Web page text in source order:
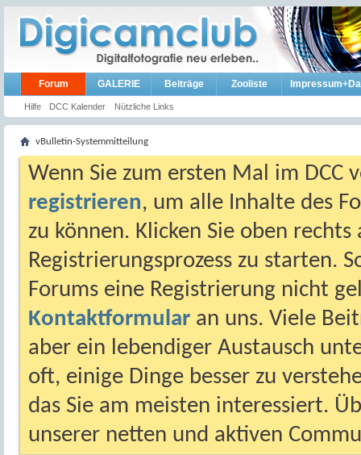
Forum
Hilfe DCC Kalender Nützliche Links
GALERIE Beiträge Zooliste
vBulletin-Systemmitteilung
Wenn Sie zum ersten Mal im DCC
registrieren, um alle Inhalte des
zu können. Klicken Sie oben
Registrierungsprozess zu starten.
Forums eine Registrierung nicht
Kontaktformular an uns. Viele
aber ein lebendiger Austausch
oft, einige Dinge besser zu
das Sie am meisten interessiert.
unserer netten und aktiven